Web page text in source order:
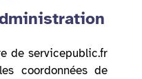
de servicepublic.fr
coordonnées de